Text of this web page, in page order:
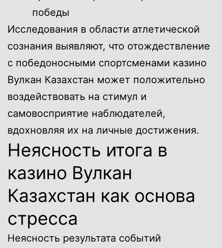
победы
Исследования в области атлетической
сознания выявляют, что отождествление
с победоносными спортсменами казино
Вулкан Казахстан может положительно
воздействовать на стимул и
самовосприятие наблюдателей,
вдохновляя их на личные достижения.
Неясность итога в
казино Вулкан
Казахстан как основа
стресса
Неясность результата событий